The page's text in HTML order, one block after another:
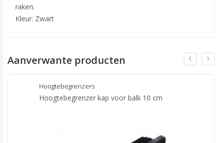
raken.
Kleur: Zwart
Aanverwante producten
Hoogtebegrenzers
Hoogtebegrenzer kap voor balk 10 cm